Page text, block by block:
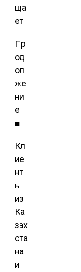
ща
ет
Пр
од
ол
же
ни
е
■
Кл
ие
нт
ы
из
Ка
зах
ста
на
и